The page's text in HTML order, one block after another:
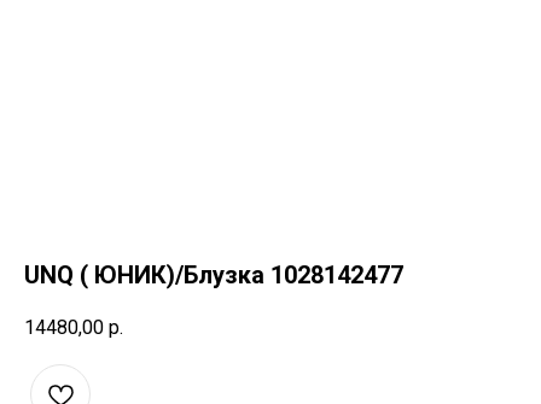
UNQ ( ЮНИК)/Блузка 1028142477
14480,00 р.